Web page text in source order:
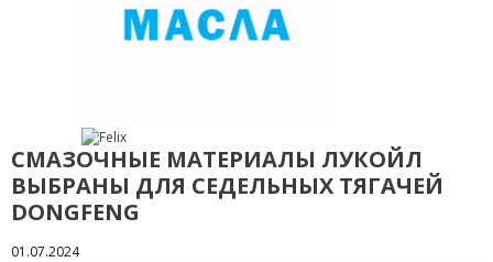
СМАЗОЧНЫЕ МАТЕРИАЛЫ ЛУКОЙЛ
ВЫБРАНЫ ДЛЯ CЕДЕЛЬНЫХ ТЯГАЧЕЙ
DONGFENG
01.07.2024